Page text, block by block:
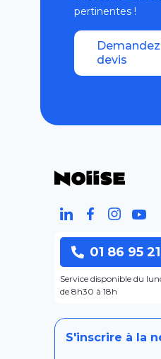
pertinentes !
devis
01 86 95
Service disponible du
de 8h30 à 18h
S'inscrire à la